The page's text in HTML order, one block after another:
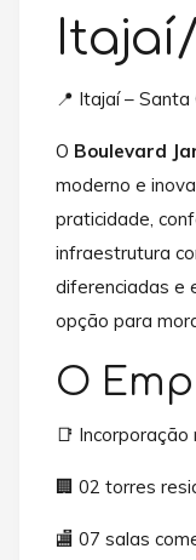
📍 Itajaí – Santa
O Boulevard
moderno e
praticidade,
infraestrutura
diferenciadas e
opção para
O
📑 Incorporação
🏢 02 torres
🏬 07 salas